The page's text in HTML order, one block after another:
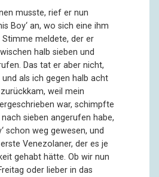
musste, rief er nun
Boy‘ an, wo sich eine ihm
meldete, der er
halb sieben und
Das tat er aber nicht,
als ich gegen halb acht
weil mein
war, schimpfte
sieben angerufen habe,
schon weg gewesen, und
erste Venezolaner, der es je
gehabt hätte. Ob wir nun
oder lieber in das